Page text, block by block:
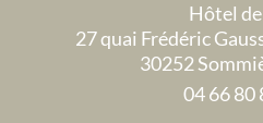
Hôtel
27 quai Frédéric
30252
04 66 80